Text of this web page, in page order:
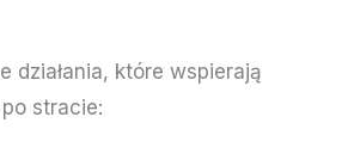
działania, które wspierają
stracie: